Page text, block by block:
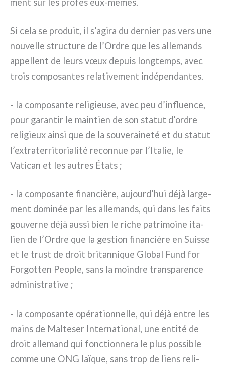
Si cela se pro­duit, il s’agira du der­nier pas vers une
nou­vel­le struc­tu­re de l’Ordre que les alle­mands
appel­lent de leurs vœux depuis long­temps, avec
trois com­po­san­tes rela­ti­ve­ment indé­pen­dan­tes.
- la com­po­san­te reli­gieu­se, avec peu d’influence,
pour garan­tir le main­tien de son sta­tut d’ordre
reli­gieux ain­si que de la sou­ve­rai­ne­té et du sta­tut
l’extraterritorialité recon­nue par l’Italie, le
Vatican et les autres États ;
- la com­po­san­te finan­ciè­re, aujourd’hui déjà lar­ge­
ment domi­née par les alle­mands, qui dans les fai­ts
gou­ver­ne déjà aus­si bien le riche patri­moi­ne ita­
lien de l’Ordre que la gestion finan­ciè­re en Suisse
et le tru­st de droit bri­tan­ni­que Global Fund for
Forgotten People, sans la moin­dre trans­pa­ren­ce
admi­ni­stra­ti­ve ;
- la com­po­san­te opé­ra­tion­nel­le, qui déjà entre les
mains de Malteser International, une enti­té de
droit alle­mand qui fonc­tion­ne­ra le plus pos­si­ble
com­me une ONG laï­que, sans trop de liens reli­